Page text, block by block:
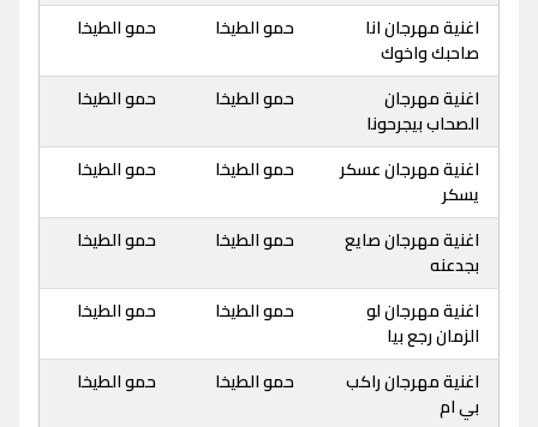
اغنية مهرجان انا
صاحبك واخوك
حمو الطيخا حمو الطيخا
اغنية مهرجان
الصحاب بيجرحونا
حمو الطيخا حمو الطيخا
اغنية مهرجان عسكر
يسكر
حمو الطيخا حمو الطيخا
اغنية مهرجان صايع
بجدعنه
حمو الطيخا حمو الطيخا
اغنية مهرجان لو
الزمان رجع بيا
حمو الطيخا حمو الطيخا
اغنية مهرجان راكب
بي ام
حمو الطيخا حمو الطيخا